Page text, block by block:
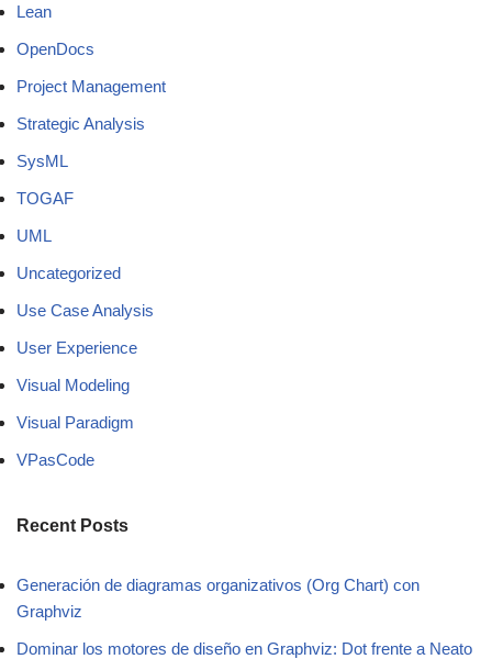
Lean
OpenDocs
Project Management
Strategic Analysis
SysML
TOGAF
UML
Uncategorized
Use Case Analysis
User Experience
Visual Modeling
Visual Paradigm
VPasCode
Recent Posts
Generación de diagramas organizativos (Org Chart) con
Graphviz
Dominar los motores de diseño en Graphviz: Dot frente a Neato